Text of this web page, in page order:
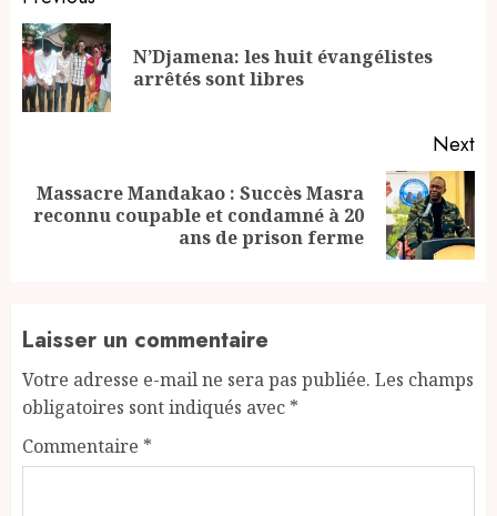
ReadingN’Djamena: les huit évangélistes
arrêtés sont libres
Next
Next
Massacre Mandakao : Succès Masra
reconnu coupable et condamné à 20
ans de prison ferme
Laisser un commentaire
Votre adresse e-mail ne sera pas publiée. Les champs
obligatoires sont indiqués avec *
Commentaire *